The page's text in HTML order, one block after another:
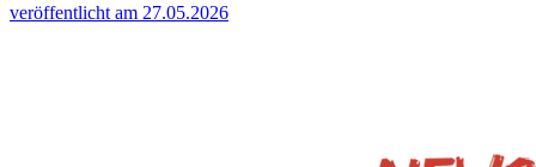
veröffentlicht am 27.05.2026